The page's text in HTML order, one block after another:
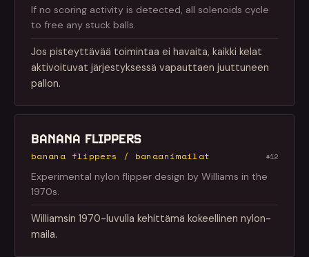
If no scoring activity is detected, all solenoids cycle
to free any stuck balls.
Jos pisteyttävää toimintaa ei havaita, kaikki kelat
aktivoituvat järjestyksessä vapauttaen juuttuneen
pallon.
BANANA FLIPPERS
banana flippers / banaanimailat #12
Experimental nylon flipper design by Williams in the
1970s.
Williamsin 1970-luvulla kehittämä kokeellinen nylon-
maila.